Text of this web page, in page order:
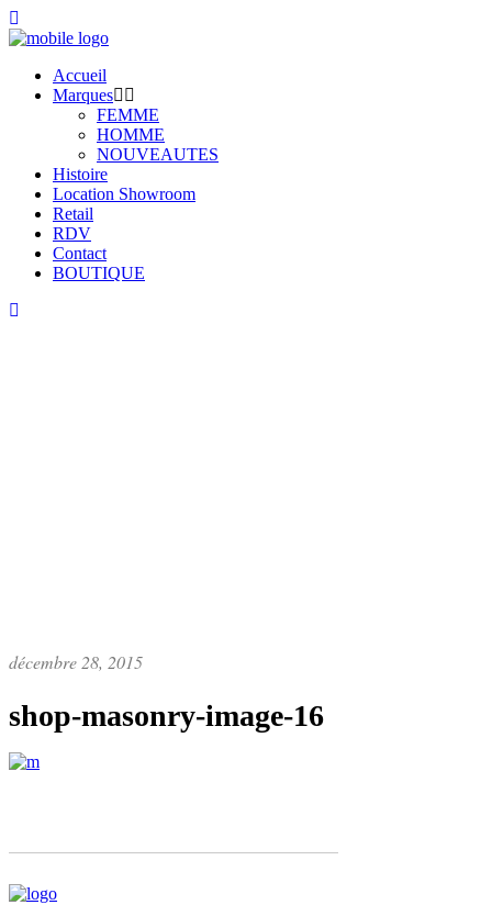
Accueil
Marques
FEMME
HOMME
NOUVEAUTES
Histoire
Location Showroom
Retail
RDV
Contact
BOUTIQUE
décembre 28, 2015
shop-masonry-image-16